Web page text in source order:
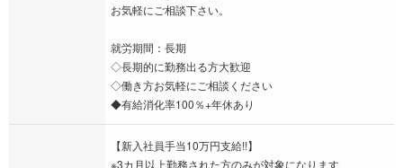
お気軽にご相談下さい。
就労期間：長期
◇長期的に勤務出る方大歓迎
◇働き方お気軽にご相談ください
◆有給消化率100％+年休あり
【新入社員手当10万円支給!!】
※3カ月以上勤務された方のみが対象になります